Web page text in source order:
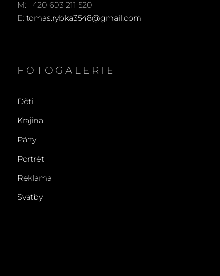
M: +420 603 211 520
E: tomas.rybka3548@gmail.com
FOTOGALERIE
Děti
Krajina
Párty
Portrét
Reklama
Svatby